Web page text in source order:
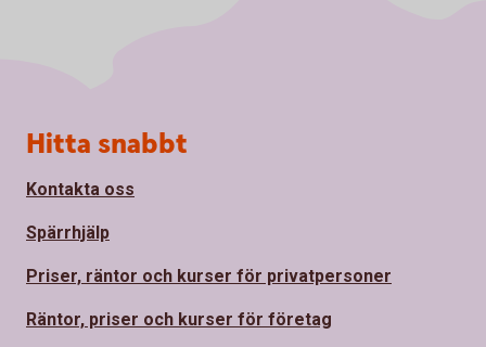
Sidfot
Hitta snabbt
Kontakta oss
Spärrhjälp
Priser, räntor och kurser för privatpersoner
Räntor, priser och kurser för företag